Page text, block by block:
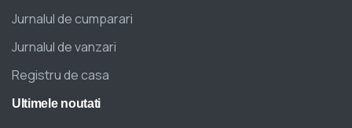
Jurnalul de cumparari
Jurnalul de vanzari
Registru de casa
Ultimele noutati